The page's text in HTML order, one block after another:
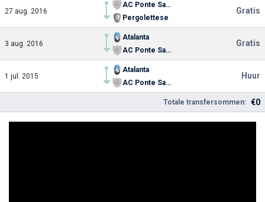
27 aug. 2016
AC Ponte San Pietro
Pergolettese
Gratis
3 aug. 2016
Atalanta
AC Ponte San Pietro
Gratis
1 jul. 2015
Atalanta
AC Ponte San Pietro
Huur
Totale transfersommen: €0